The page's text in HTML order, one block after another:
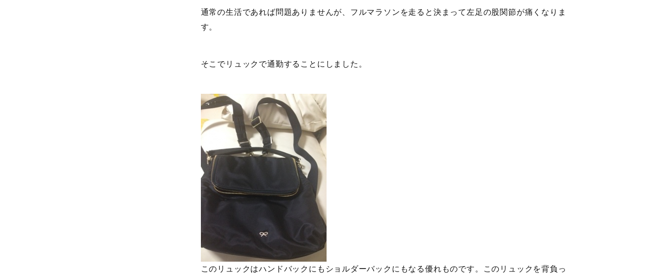
通常の生活であれば問題ありませんが、フルマラソンを走ると決まって左足の股関節が痛くなりま
す。
そこでリュックで通勤することにしました。
このリュックはハンドバックにもショルダーバックにもなる優れものです。このリュックを背負っ